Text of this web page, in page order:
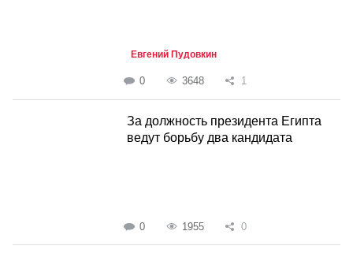
Евгений Пудовкин
0 3648 1
За должность президента Египта
ведут борьбу два кандидата
0 1955 0